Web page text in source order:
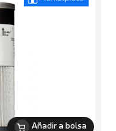
Añadir a bolsa